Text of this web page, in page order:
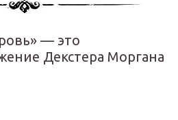
— это
Декстера Моргана